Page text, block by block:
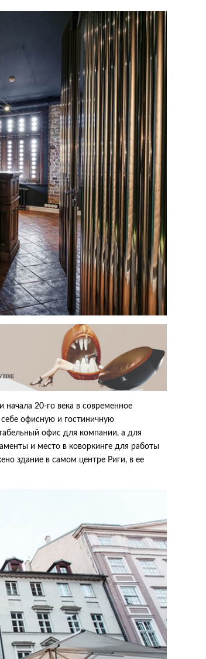
начала 20-го века в современное
офисную и гостиничную
офис для компании, а для
и место в коворкинге для работы
здание в самом центре Риги, в ее